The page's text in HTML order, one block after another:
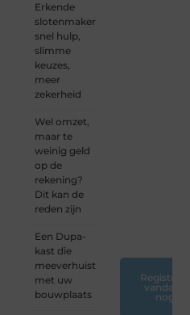
Erkende
slotenmakers:
snel hulp,
slimme
keuzes,
meer
zekerheid
Wel omzet,
maar te
weinig geld
op de
rekening?
Dit kan de
reden zijn
Een Dupa-
kast die
meeverhuist
met uw
bouwplaats
Registreer
vandaag
nog